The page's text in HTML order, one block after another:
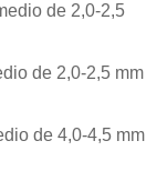
de 2,0-2,5
de 2,0-2,5 mm
de 4,0-4,5 mm